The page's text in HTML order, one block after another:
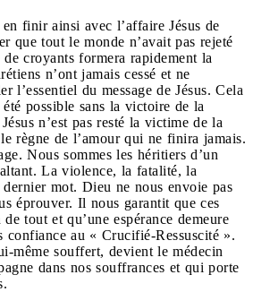
finir ainsi avec l’affaire Jésus de
que tout le monde n’avait pas rejeté
croyants formera rapidement la
n’ont jamais cessé et ne
l’essentiel du message de Jésus. Cela
été possible sans la victoire de la
n’est pas resté la victime de la
règne de l’amour qui ne finira jamais.
Nous sommes les héritiers d’un
La violence, la fatalité, la
mot. Dieu ne nous envoie pas
éprouver. Il nous garantit que ces
tout et qu’une espérance demeure
confiance au « Crucifié-Ressuscité ».
même souffert, devient le médecin
dans nos souffrances et qui porte